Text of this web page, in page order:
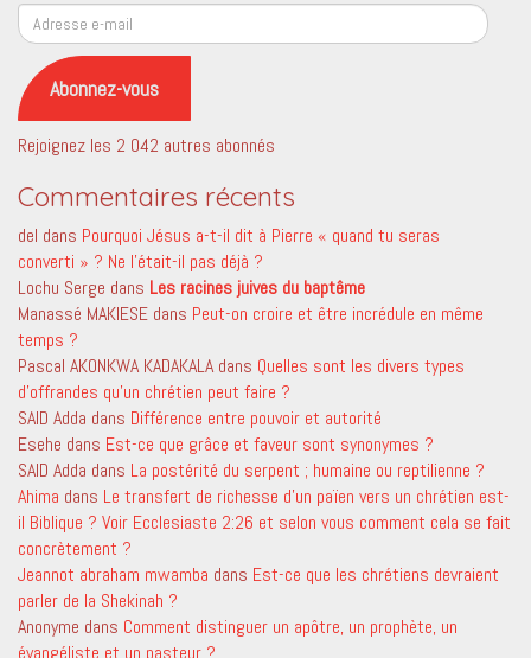
Adresse
e-
mail
Abonnez-vous
Rejoignez les 2 042 autres abonnés
Commentaires récents
del dans Pourquoi Jésus a-t-il dit à Pierre « quand tu seras
converti » ? Ne l’était-il pas déjà ?
Lochu Serge dans Les racines juives du baptême
Manassé MAKIESE dans Peut-on croire et être incrédule en même
temps ?
Pascal AKONKWA KADAKALA dans Quelles sont les divers types
d’offrandes qu’un chrétien peut faire ?
SAID Adda dans Différence entre pouvoir et autorité
Esehe dans Est-ce que grâce et faveur sont synonymes ?
SAID Adda dans La postérité du serpent ; humaine ou reptilienne ?
Ahima dans Le transfert de richesse d’un païen vers un chrétien est-
il Biblique ? Voir Ecclesiaste 2:26 et selon vous comment cela se fait
concrètement ?
Jeannot abraham mwamba dans Est-ce que les chrétiens devraient
parler de la Shekinah ?
Anonyme dans Comment distinguer un apôtre, un prophète, un
évangéliste et un pasteur ?